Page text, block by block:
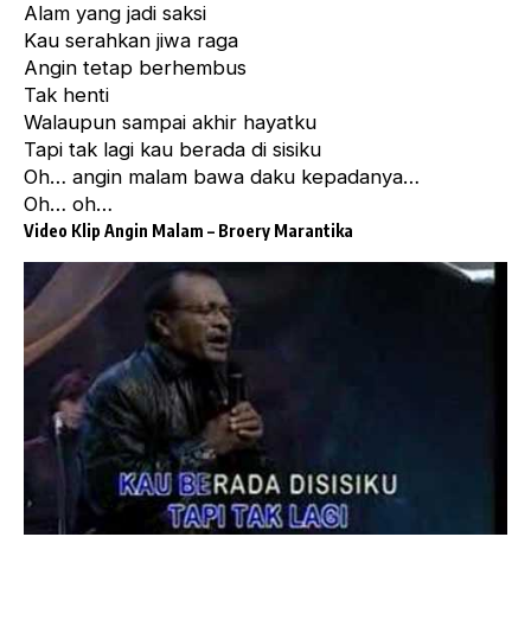
Alam yang jadi saksi
Kau serahkan jiwa raga
Angin tetap berhembus
Tak henti
Walaupun sampai akhir hayatku
Tapi tak lagi kau berada di sisiku
Oh… angin malam bawa daku kepadanya…
Oh… oh…
Video Klip Angin Malam – Broery Marantika